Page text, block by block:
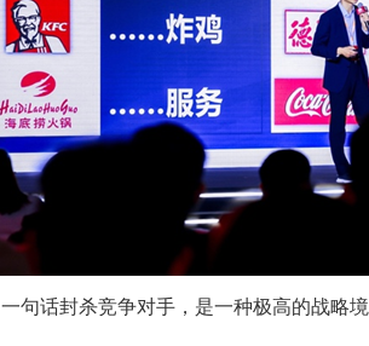
一句话封杀竞争对手， 是一种极高的战略